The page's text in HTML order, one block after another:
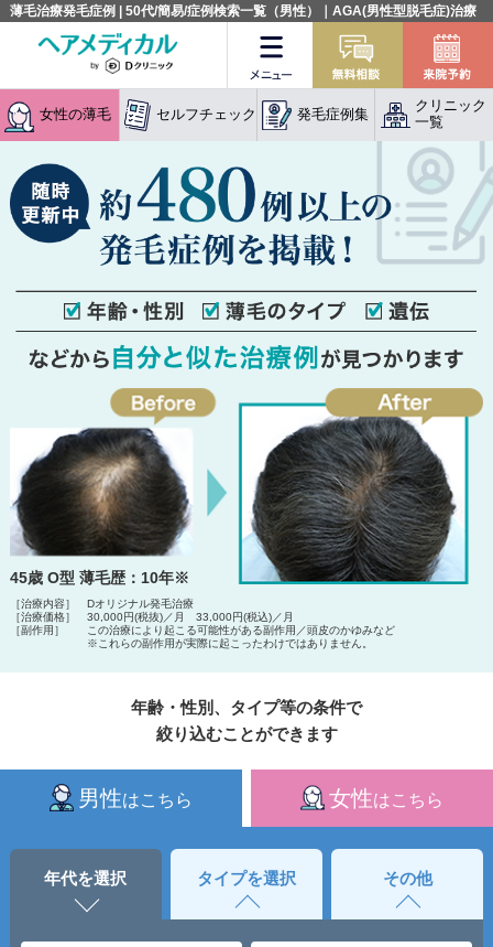
薄毛治療発毛症例 | 50代/簡易/症例検索一覧（男性）｜AGA(男性型脱毛症)治療
症例集:発毛専門クリニック
無料相談
女性の薄毛 セルフチェック 発毛症例集
クリニック
一覧
45歳 O型 薄毛歴：10年※
［治療内容］
Dオリジナル発毛治療
［治療価格］
30,000円(税抜)／月 33,000円(税込)／月
［副作用］
この治療により起こる可能性がある副作用／頭皮のかゆみなど
※これらの副作用が実際に起こったわけではありません。
年齢・性別、タイプ等の条件で
絞り込むことができます
男性はこちら 女性はこちら
年代を選択 タイプを選択 その他